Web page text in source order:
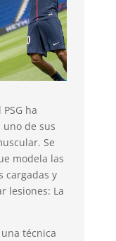
ha
uno de sus
Se
modela las
cargadas y
lesiones: La
una técnica